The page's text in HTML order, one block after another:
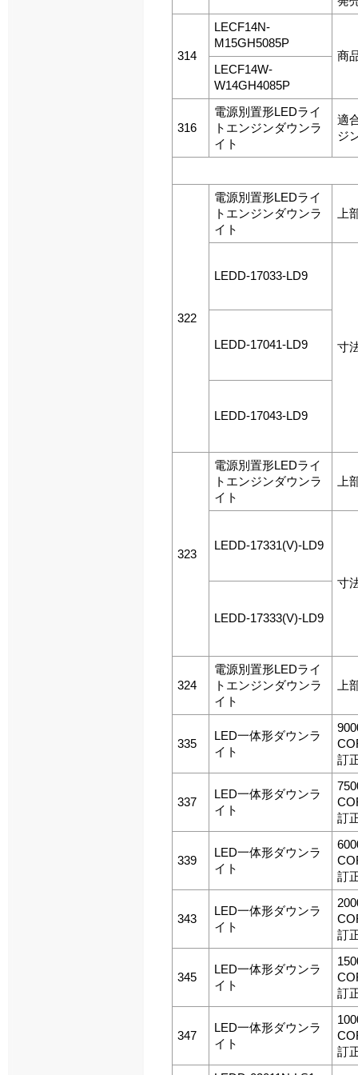
314
LECF14N-
M15GH5085P
商
LECF14W-
W14GH4085P
316
電源別置形LEDライ
トエンジンダウンラ
イト
適
ジ
322
電源別置形LEDライ
トエンジンダウンラ
イト
LEDD-17033-LD9
寸
LEDD-17041-LD9
LEDD-17043-LD9
323
電源別置形LEDライ
トエンジンダウンラ
イト
LEDD-17331(V)-LD9
寸
LEDD-17333(V)-LD9
324
電源別置形LEDライ
トエンジンダウンラ
イト
335
LED一体形ダウンラ
イト
訂
337
LED一体形ダウンラ
イト
訂
339
LED一体形ダウンラ
イト
訂
343
LED一体形ダウンラ
イト
訂
345
LED一体形ダウンラ
イト
訂
347
LED一体形ダウンラ
イト
訂